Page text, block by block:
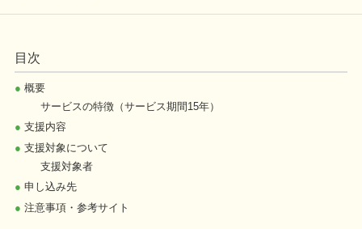
目次
● 概要
サービスの特徴（サービス期間15年）
● 支援内容
● 支援対象について
支援対象者
● 申し込み先
● 注意事項・参考サイト